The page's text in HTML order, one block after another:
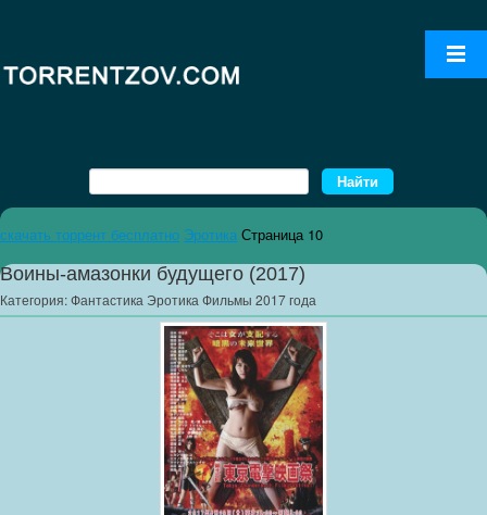
скачать торрент бесплатно Эротика Страница 10
Воины-амазонки будущего (2017)
Категория:Фантастика Эротика Фильмы 2017 года